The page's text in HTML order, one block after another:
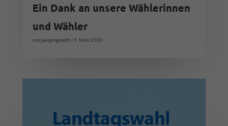
Ein Dank an unsere Wählerinnen
und Wähler
von juergengraalfs| 9. März 2026